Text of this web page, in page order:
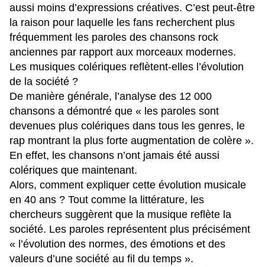
aussi moins d’expressions créatives. C’est peut-être
la raison pour laquelle les fans recherchent plus
fréquemment les paroles des chansons rock
anciennes par rapport aux morceaux modernes.
Les musiques colériques reflètent-elles l’évolution
de la société ?
De manière générale, l’analyse des 12 000
chansons a démontré que « les paroles sont
devenues plus colériques dans tous les genres, le
rap montrant la plus forte augmentation de colère ».
En effet, les chansons n’ont jamais été aussi
colériques que maintenant.
Alors, comment expliquer cette évolution musicale
en 40 ans ? Tout comme la littérature, les
chercheurs suggèrent que la musique reflète la
société. Les paroles représentent plus précisément
« l’évolution des normes, des émotions et des
valeurs d’une société au fil du temps ».